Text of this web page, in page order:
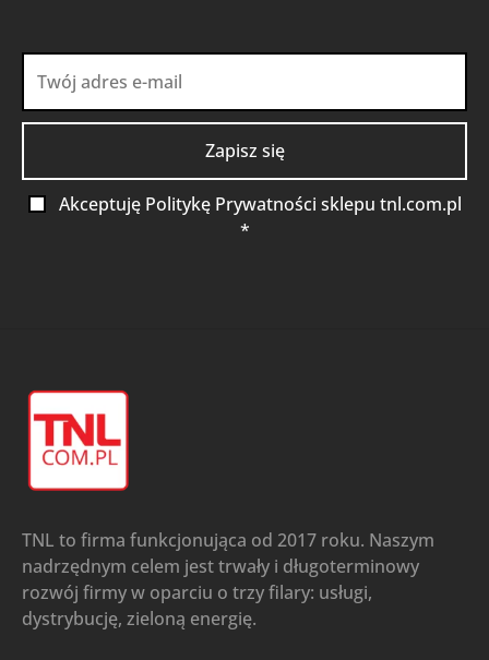
Akceptuję Politykę Prywatności sklepu tnl.com.pl
*
TNL to firma funkcjonująca od 2017 roku. Naszym
nadrzędnym celem jest trwały i długoterminowy
rozwój firmy w oparciu o trzy filary: usługi,
dystrybucję, zieloną energię.